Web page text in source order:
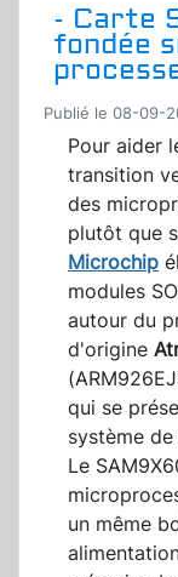
- Carte
fondée
Publié le 08-09-
Pour aider
transition
des
plutôt que
Microchip
modules
autour du
d'origine
qui se
système
Le
un même